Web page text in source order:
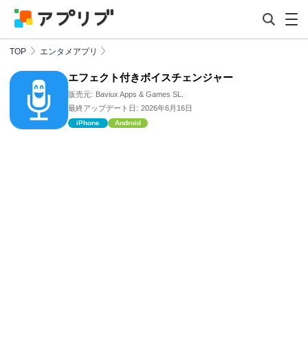
TOP エンタメアプリ
エフェクト付きボイスチェンジャー
販売元: Baviux Apps & Games SL.
最終アップデート日: 2026年6月16日
iPhone Android